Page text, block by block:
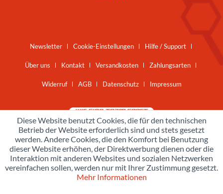
Newsletter Cookie-Einstellungen Hilfe / Support
Über uns Kontakt Versandkosten Zahlungsarten
Widerruf AGB Datenschutz Impressum
Diese Website benutzt Cookies, die für den technischen
Betrieb der Website erforderlich sind und stets gesetzt
werden. Andere Cookies, die den Komfort bei Benutzung
dieser Website erhöhen, der Direktwerbung dienen oder die
Interaktion mit anderen Websites und sozialen Netzwerken
vereinfachen sollen, werden nur mit Ihrer Zustimmung gesetzt.
Mehr Informationen